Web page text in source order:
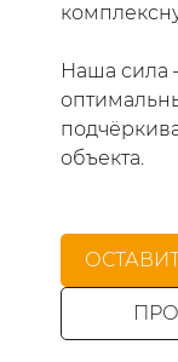
Наша сила
объекта.